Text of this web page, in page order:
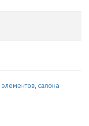
элементов, салона